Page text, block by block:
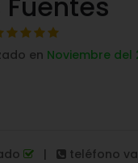
en Noviembre del
| teléfono